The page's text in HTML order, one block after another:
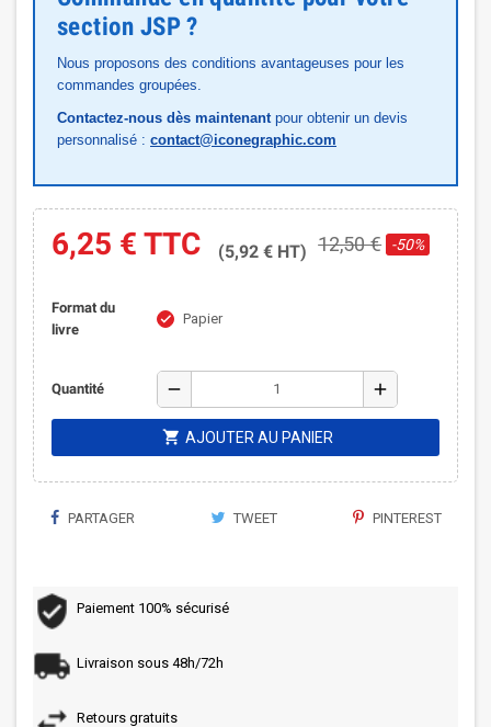
section JSP ?
Nous proposons des conditions avantageuses pour les
commandes groupées.
Contactez-nous dès maintenantpour obtenir un devis
personnalisé : contact@iconegraphic.com
6,25 € TTC (5,92 € HT) 12,50 € -50%
Format du
livre
check Papier
Quantité remove add
shopping_cart AJOUTER AU PANIER
PARTAGER TWEET PINTEREST
Paiement 100% sécurisé
Livraison sous 48h/72h
Retours gratuits